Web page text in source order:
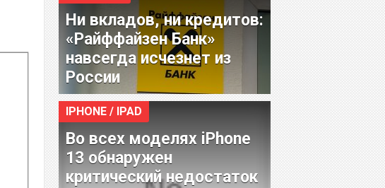
Ни вкладов, ни кредитов:
«Райффайзен Банк»
навсегда исчезнет из
России
IPHONE / IPAD
Во всех моделях iPhone
13 обнаружен
критический недостаток